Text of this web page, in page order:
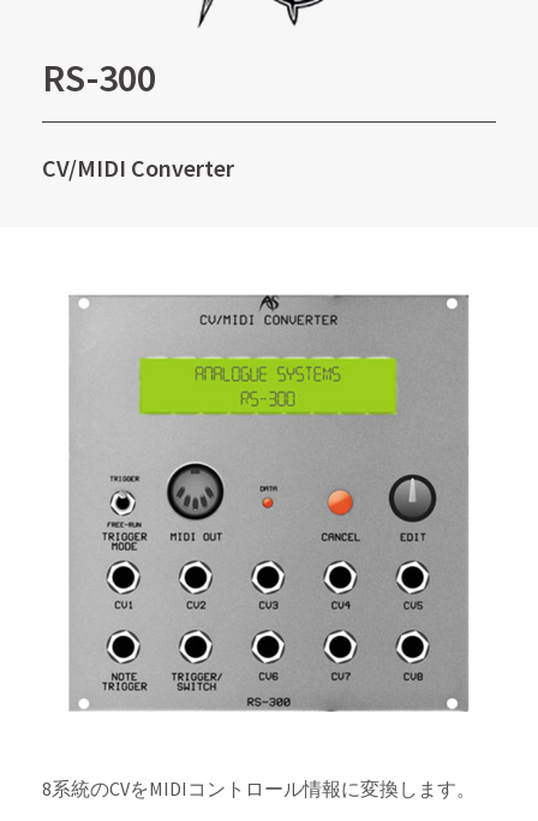
RS-300
CV/MIDI Converter
8系統のCVをMIDIコントロール情報に変換します。